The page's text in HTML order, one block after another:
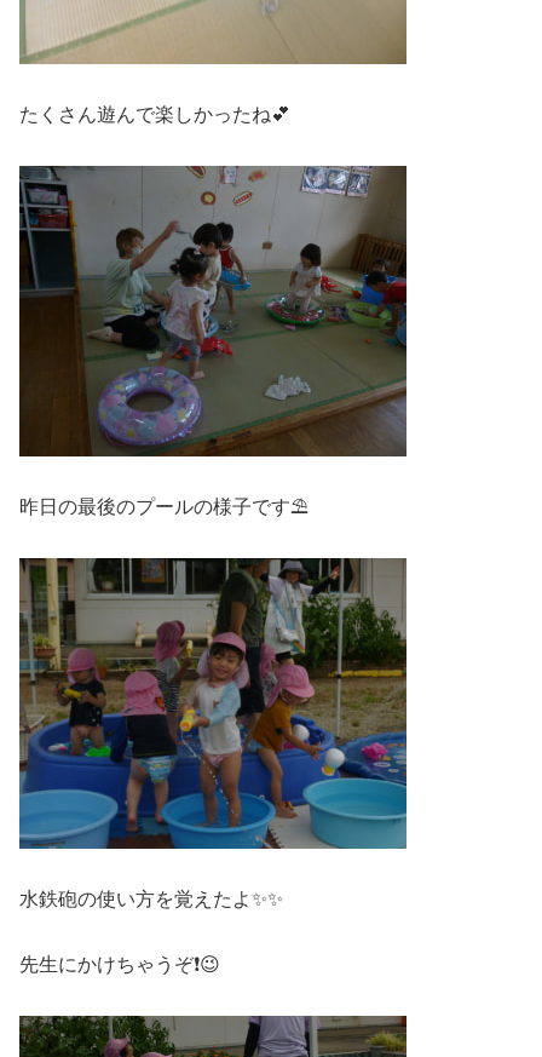
たくさん遊んで楽しかったね💕
昨日の最後のプールの様子です⛱️
水鉄砲の使い方を覚えたよ✨✨
先生にかけちゃうぞ❗😉